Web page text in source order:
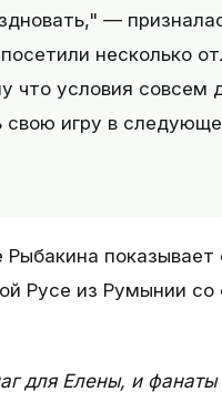
—
несколько
что условия совсем
игру в
Русе из Румынии
для Елены, и